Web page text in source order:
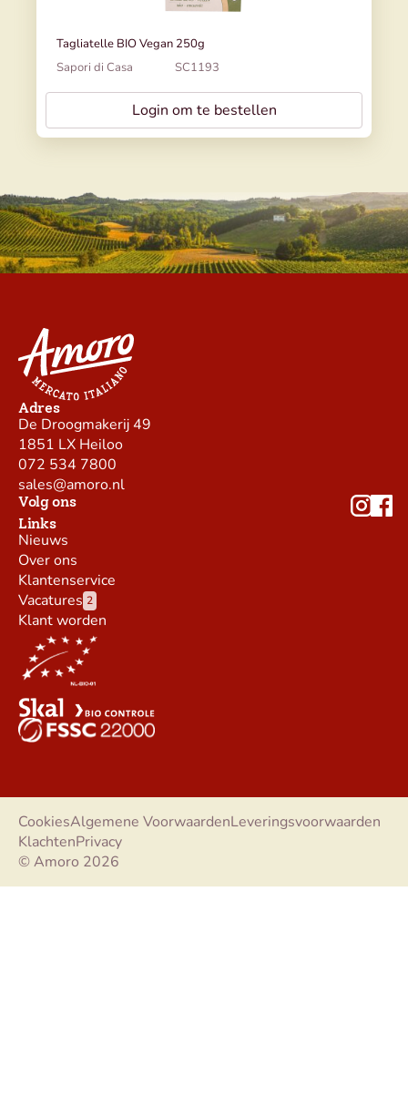
Tagliatelle BIO Vegan 250g
Sapori di Casa
SC1193
Login om te bestellen
Adres
De Droogmakerij 49
1851 LX Heiloo
072 534 7800
sales@amoro.nl
Volg ons
Links
Nieuws
Over ons
Klantenservice
Vacatures 2
Klant worden
© Amoro 2026
CookiesAlgemene VoorwaardenLeveringsvoorwaarden
KlachtenPrivacy